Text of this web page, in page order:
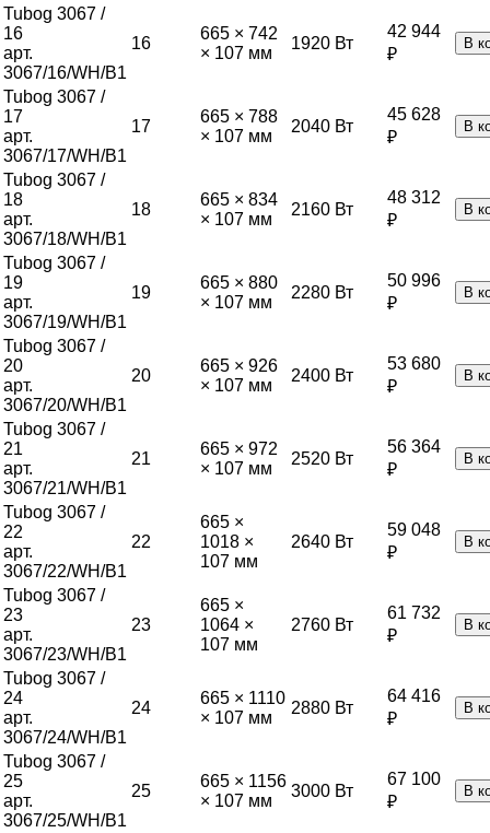
Tubog 3067 /
16
арт.
3067/16/WH/B1
16
665 × 742
× 107 мм
1920 Вт
42 944
₽
В
Tubog 3067 /
17
арт.
3067/17/WH/B1
17
665 × 788
× 107 мм
2040 Вт
45 628
₽
В
Tubog 3067 /
18
арт.
3067/18/WH/B1
18
665 × 834
× 107 мм
2160 Вт
48 312
₽
В
Tubog 3067 /
19
арт.
3067/19/WH/B1
19
665 × 880
× 107 мм
2280 Вт
50 996
₽
В
Tubog 3067 /
20
арт.
3067/20/WH/B1
20
665 × 926
× 107 мм
2400 Вт
53 680
₽
В
Tubog 3067 /
21
арт.
3067/21/WH/B1
21
665 × 972
× 107 мм
2520 Вт
56 364
₽
В
Tubog 3067 /
22
арт.
3067/22/WH/B1
22
665 ×
1018 ×
107 мм
2640 Вт
59 048
₽
В
Tubog 3067 /
23
арт.
3067/23/WH/B1
23
665 ×
1064 ×
107 мм
2760 Вт
61 732
₽
В
Tubog 3067 /
24
арт.
3067/24/WH/B1
24
665 × 1110
× 107 мм
2880 Вт
64 416
₽
В
Tubog 3067 /
25
арт.
3067/25/WH/B1
25
665 × 1156
× 107 мм
3000 Вт
67 100
₽
В